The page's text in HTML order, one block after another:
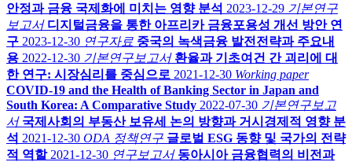
안정과 금융 국제화에 미치는 영향 분석 2023-12-29 기본연구
보고서 디지털금융을 통한 아프리카 금융포용성 개선 방안 연
구 2023-12-30 연구자료 중국의 녹색금융 발전전략과 주요내
용 2022-12-30 기본연구보고서 환율과 기초여건 간 괴리에 대
한 연구: 시장심리를 중심으로 2021-12-30 Working paper
COVID-19 and the Health of Banking Sector in Japan and
South Korea: A Comparative Study 2022-07-30 기본연구보고
서 국제사회의 부동산 보유세 논의 방향과 거시경제적 영향 분
석 2021-12-30 ODA 정책연구 글로벌 ESG 동향 및 국가의 전략
적 역할 2021-12-30 연구보고서 동아시아 금융협력의 비전과